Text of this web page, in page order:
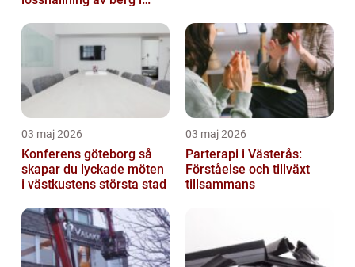
03 maj 2026
Konferens göteborg så
skapar du lyckade möten
i västkustens största stad
03 maj 2026
Parterapi i Västerås:
Förståelse och tillväxt
tillsammans